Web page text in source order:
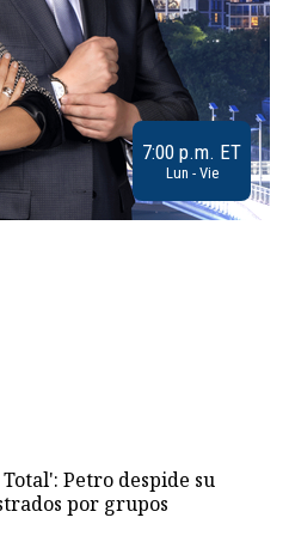
7:00 p.m. ET
Lun - Vie
Petro despide su
por grupos